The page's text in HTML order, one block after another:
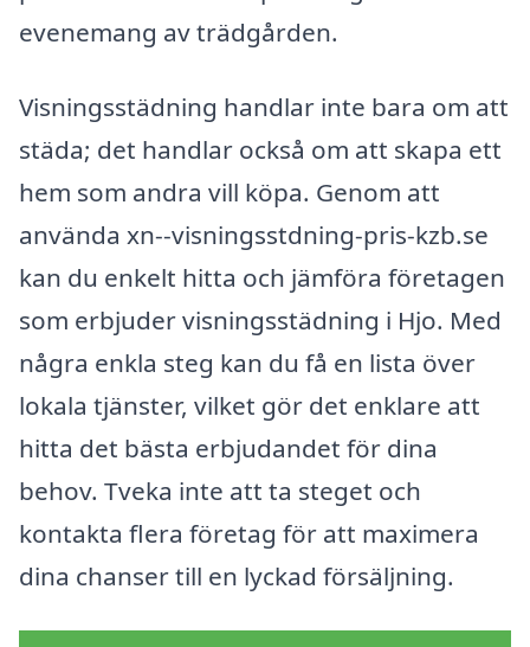
evenemang av trädgården.
Visningsstädning handlar inte bara om att
städa; det handlar också om att skapa ett
hem som andra vill köpa. Genom att
använda xn--visningsstdning-pris-kzb.se
kan du enkelt hitta och jämföra företagen
som erbjuder visningsstädning i Hjo. Med
några enkla steg kan du få en lista över
lokala tjänster, vilket gör det enklare att
hitta det bästa erbjudandet för dina
behov. Tveka inte att ta steget och
kontakta flera företag för att maximera
dina chanser till en lyckad försäljning.